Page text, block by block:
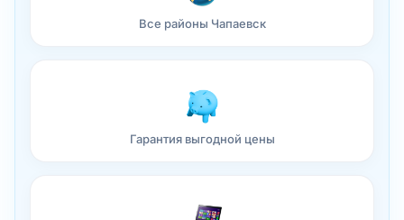
Все районы Чапаевск
Гарантия выгодной цены